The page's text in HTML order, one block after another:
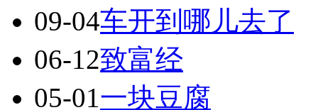
09-04车开到哪儿去了
06-12致富经
05-01一块豆腐